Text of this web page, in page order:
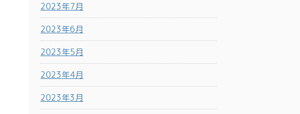
2023年7月
2023年6月
2023年5月
2023年4月
2023年3月